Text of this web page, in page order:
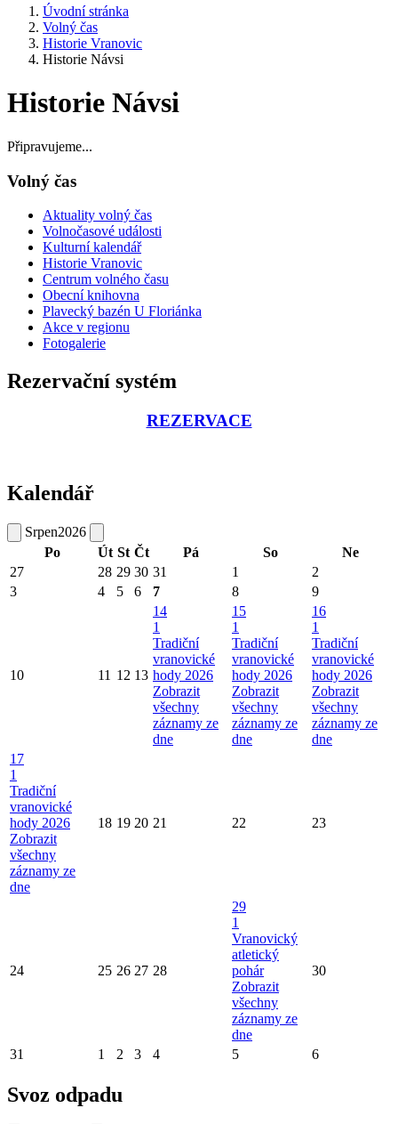
Úvodní stránka
Volný čas
Historie Vranovic
Historie Návsi
Historie Návsi
Připravujeme...
Volný čas
Aktuality volný čas
Volnočasové události
Kulturní kalendář
Historie Vranovic
Centrum volného času
Obecní knihovna
Plavecký bazén U Floriánka
Akce v regionu
Fotogalerie
Rezervační systém
REZERVACE
Kalendář
Srpen2026
Po
Út St Čt Pá So
Ne
27
28 29 30 31 1
2
3
4 5 6 7 8 9
10 11 12 13
14
1
Tradiční
vranovické
hody 2026
Zobrazit
všechny
záznamy ze
dne
15
1
Tradiční
vranovické
hody 2026
Zobrazit
všechny
záznamy ze
dne
16
1
Tradiční
vranovické
hody 2026
Zobrazit
všechny
záznamy ze
dne
17
1
Tradiční
vranovické
hody 2026
Zobrazit
všechny
záznamy ze
dne
18 19 20 21 22 23
24 25 26 27 28
29
1
Vranovický
atletický
pohár
Zobrazit
všechny
záznamy ze
dne
30
31 1 2 3 4 5 6
Svoz odpadu